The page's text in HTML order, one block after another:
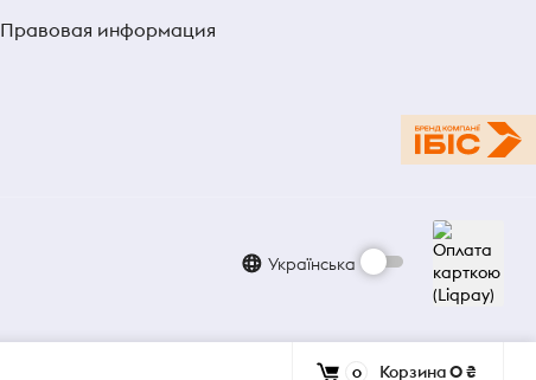
Правовая информация
Українська
0 Корзина0 ₴